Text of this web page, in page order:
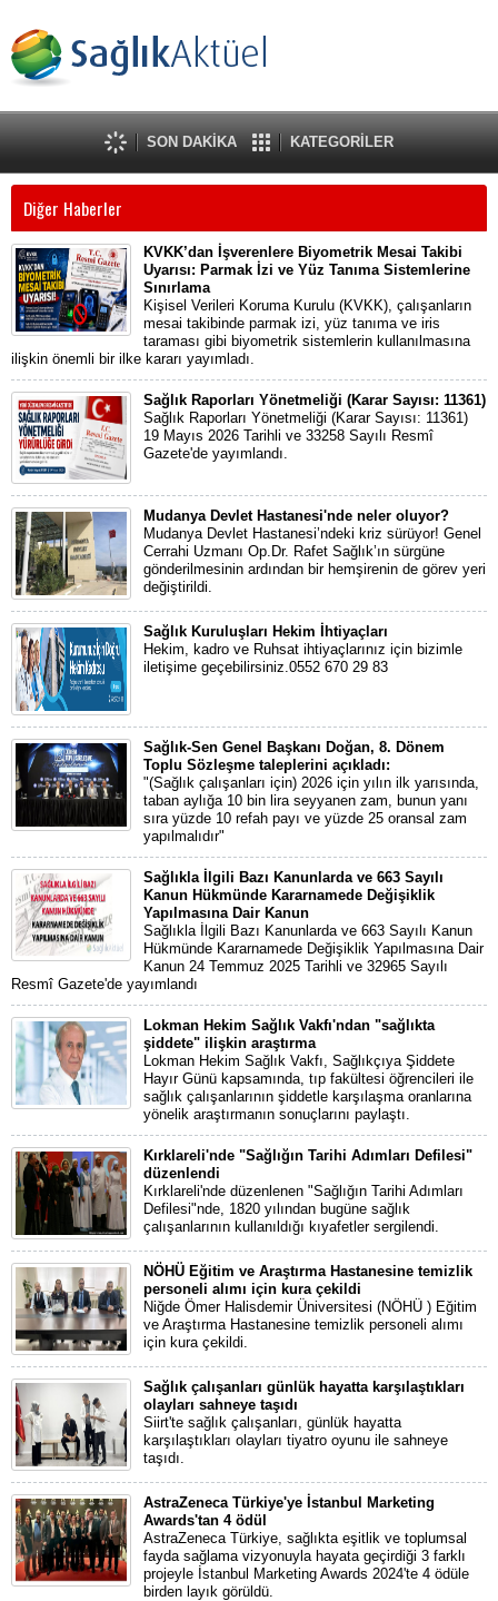
SON DAKİKA KATEGORİLER
Diğer Haberler
KVKK’dan İşverenlere Biyometrik Mesai Takibi
Uyarısı: Parmak İzi ve Yüz Tanıma Sistemlerine
Sınırlama
Kişisel Verileri Koruma Kurulu (KVKK), çalışanların
mesai takibinde parmak izi, yüz tanıma ve iris
taraması gibi biyometrik sistemlerin kullanılmasına
ilişkin önemli bir ilke kararı yayımladı.
Sağlık Raporları Yönetmeliği (Karar Sayısı: 11361)
Sağlık Raporları Yönetmeliği (Karar Sayısı: 11361)
19 Mayıs 2026 Tarihli ve 33258 Sayılı Resmî
Gazete'de yayımlandı.
Mudanya Devlet Hastanesi'nde neler oluyor?
Mudanya Devlet Hastanesi’ndeki kriz sürüyor! Genel
Cerrahi Uzmanı Op.Dr. Rafet Sağlık’ın sürgüne
gönderilmesinin ardından bir hemşirenin de görev yeri
değiştirildi.
Sağlık Kuruluşları Hekim İhtiyaçları
Hekim, kadro ve Ruhsat ihtiyaçlarınız için bizimle
iletişime geçebilirsiniz.0552 670 29 83
Sağlık-Sen Genel Başkanı Doğan, 8. Dönem
Toplu Sözleşme taleplerini açıkladı:
"(Sağlık çalışanları için) 2026 için yılın ilk yarısında,
taban aylığa 10 bin lira seyyanen zam, bunun yanı
sıra yüzde 10 refah payı ve yüzde 25 oransal zam
yapılmalıdır"
Sağlıkla İlgili Bazı Kanunlarda ve 663 Sayılı
Kanun Hükmünde Kararnamede Değişiklik
Yapılmasına Dair Kanun
Sağlıkla İlgili Bazı Kanunlarda ve 663 Sayılı Kanun
Hükmünde Kararnamede Değişiklik Yapılmasına Dair
Kanun 24 Temmuz 2025 Tarihli ve 32965 Sayılı
Resmî Gazete'de yayımlandı
Lokman Hekim Sağlık Vakfı'ndan "sağlıkta
şiddete" ilişkin araştırma
Lokman Hekim Sağlık Vakfı, Sağlıkçıya Şiddete
Hayır Günü kapsamında, tıp fakültesi öğrencileri ile
sağlık çalışanlarının şiddetle karşılaşma oranlarına
yönelik araştırmanın sonuçlarını paylaştı.
Kırklareli'nde "Sağlığın Tarihi Adımları Defilesi"
düzenlendi
Kırklareli'nde düzenlenen "Sağlığın Tarihi Adımları
Defilesi"nde, 1820 yılından bugüne sağlık
çalışanlarının kullanıldığı kıyafetler sergilendi.
NÖHÜ Eğitim ve Araştırma Hastanesine temizlik
personeli alımı için kura çekildi
Niğde Ömer Halisdemir Üniversitesi (NÖHÜ ) Eğitim
ve Araştırma Hastanesine temizlik personeli alımı
için kura çekildi.
Sağlık çalışanları günlük hayatta karşılaştıkları
olayları sahneye taşıdı
Siirt'te sağlık çalışanları, günlük hayatta
karşılaştıkları olayları tiyatro oyunu ile sahneye
taşıdı.
AstraZeneca Türkiye'ye İstanbul Marketing
Awards'tan 4 ödül
AstraZeneca Türkiye, sağlıkta eşitlik ve toplumsal
fayda sağlama vizyonuyla hayata geçirdiği 3 farklı
projeyle İstanbul Marketing Awards 2024'te 4 ödüle
birden layık görüldü.